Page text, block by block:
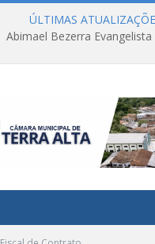
ÚLTIMAS
Abimael Bezerra Evangelista